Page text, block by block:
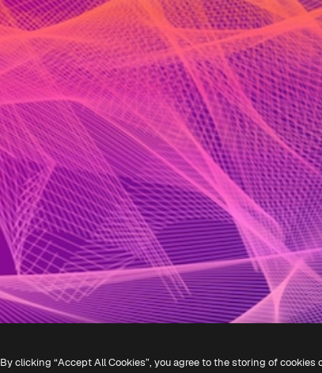
By clicking “Accept All Cookies”, you agree to the storing of cookies